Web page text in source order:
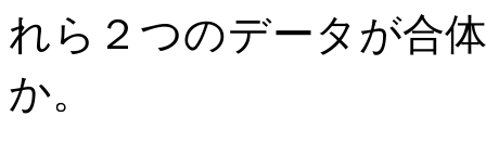
れら２つのデータが合
か。